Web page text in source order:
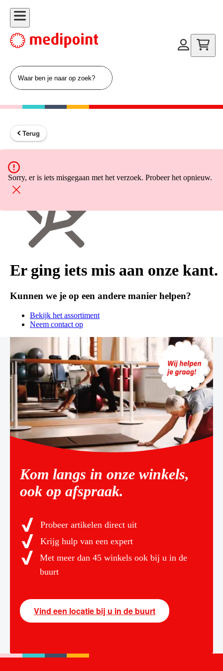
Terug
Sorry, er is iets misgegaan met het verzoek. Probeer het opnieuw.
Er ging iets mis aan onze kant.
Kunnen we je op een andere manier helpen?
Bekijk het assortiment
Neem contact op
Kom langs in onze winkels,
ook op afspraak.
Probeer artikelen direct uit
Krijg hulp van een expert
Met meer dan 45 winkels ook bij u in de
buurt
Vind een locatie bij u in de buurt